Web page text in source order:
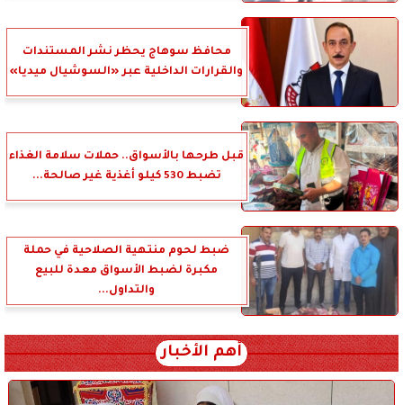
محافظ سوهاج يحظر نشر المستندات
والقرارات الداخلية عبر «السوشيال ميديا»
قبل طرحها بالأسواق.. حملات سلامة الغذاء
تضبط 530 كيلو أغذية غير صالحة...
ضبط لحوم منتهية الصلاحية في حملة
مكبرة لضبط الأسواق معدة للبيع
والتداول...
أهم الأخبار